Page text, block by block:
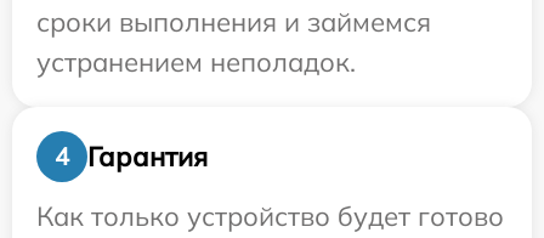
сроки выполнения и займемся
устранением неполадок.
4
Гарантия
Как только устройство будет готово